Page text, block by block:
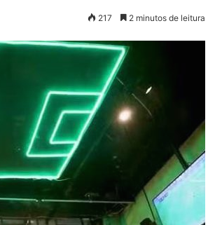
217 2 minutos de leitura